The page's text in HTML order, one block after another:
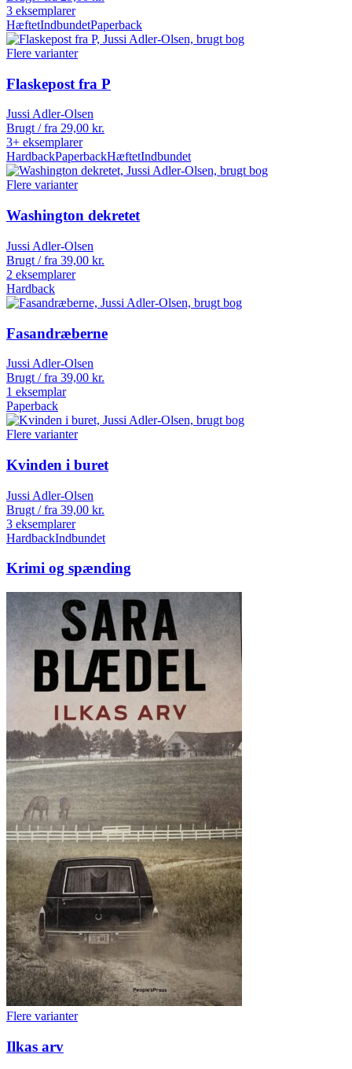
3 eksemplarer
HæftetIndbundetPaperback
Flere varianter
Flaskepost fra P
Jussi Adler-Olsen
Brugt / fra 29,00 kr.
3+ eksemplarer
HardbackPaperbackHæftetIndbundet
Flere varianter
Washington dekretet
Jussi Adler-Olsen
Brugt / fra 39,00 kr.
2 eksemplarer
Hardback
Fasandræberne
Jussi Adler-Olsen
Brugt / fra 39,00 kr.
1 eksemplar
Paperback
Flere varianter
Kvinden i buret
Jussi Adler-Olsen
Brugt / fra 39,00 kr.
3 eksemplarer
HardbackIndbundet
Krimi og spænding
Flere varianter
Ilkas arv